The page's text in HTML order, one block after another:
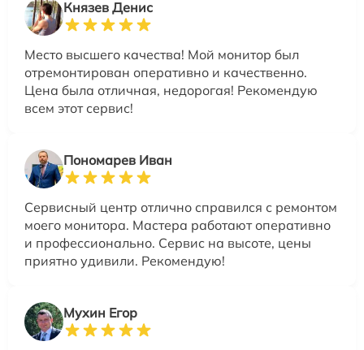
Князев Денис
Место высшего качества! Мой монитор был
отремонтирован оперативно и качественно.
Цена была отличная, недорогая! Рекомендую
всем этот сервис!
Пономарев Иван
Сервисный центр отлично справился с ремонтом
моего монитора. Мастера работают оперативно
и профессионально. Сервис на высоте, цены
приятно удивили. Рекомендую!
Мухин Егор